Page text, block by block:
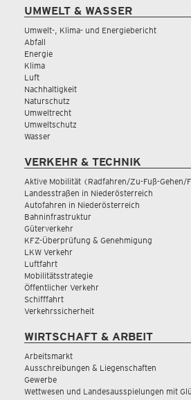
UMWELT & WASSER
Umwelt-, Klima- und Energiebericht
Abfall
Energie
Klima
Luft
Nachhaltigkeit
Naturschutz
Umweltrecht
Umweltschutz
Wasser
VERKEHR & TECHNIK
Aktive Mobilität (Radfahren/Zu-Fuß-Gehen/
Landesstraßen in Niederösterreich
Autofahren in Niederösterreich
Bahninfrastruktur
Güterverkehr
KFZ-Überprüfung & Genehmigung
LKW Verkehr
Luftfahrt
Mobilitätsstrategie
Öffentlicher Verkehr
Schifffahrt
Verkehrssicherheit
WIRTSCHAFT & ARBEIT
Arbeitsmarkt
Ausschreibungen & Liegenschaften
Gewerbe
Wettwesen und Landesausspielungen mit